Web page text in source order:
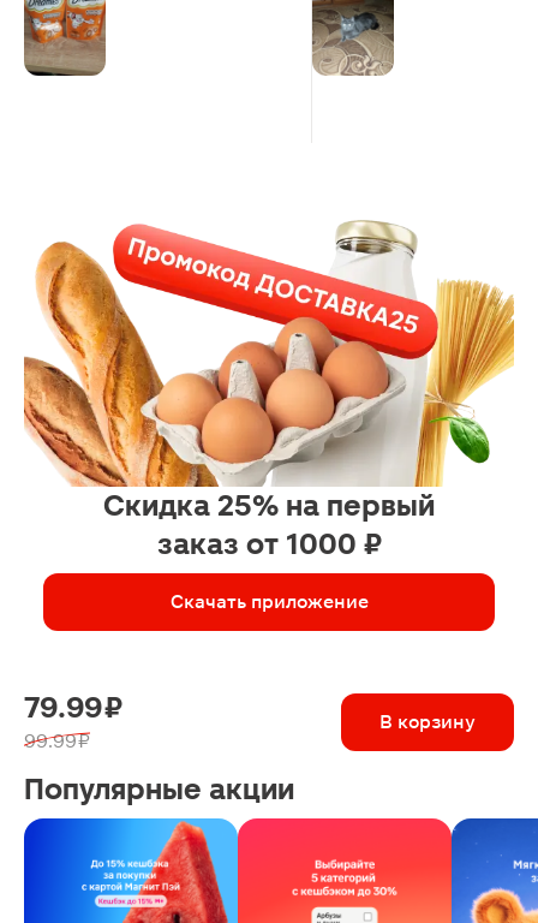
Скидка 25% на первый
заказ от 1000 ₽
Скачать приложение
79.99 ₽
99.99 ₽
В корзину
Популярные акции